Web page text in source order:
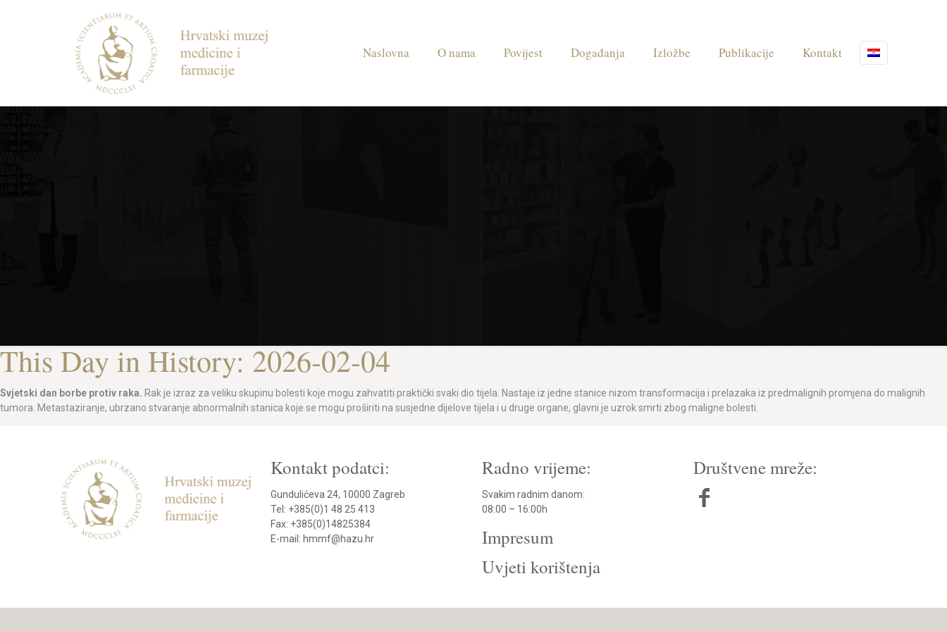
Naslovna O nama Povijest Događanja Izložbe Publikacije Kontakt
This Day in History: 2026-02-04
Svjetski dan borbe protiv raka. Rak je izraz za veliku skupinu bolesti koje mogu zahvatiti praktički svaki dio tijela. Nastaje iz jedne stanice nizom transformacija i prelazaka iz predmalignih promjena do malignih
tumora. Metastaziranje, ubrzano stvaranje abnormalnih stanica koje se mogu proširiti na susjedne dijelove tijela i u druge organe, glavni je uzrok smrti zbog maligne bolesti.
Kontakt podatci:
Gundulićeva 24, 10000 Zagreb
Tel: +385(0)1 48 25 413
Fax: +385(0)14825384
E-mail: hmmf@hazu.hr
Radno vrijeme:
Svakim radnim danom:
08:00 – 16:00h
Impresum
Uvjeti korištenja
Društvene mreže: